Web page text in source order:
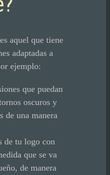
aquel que tiene
adaptadas a
ejemplo:
que puedan
oscuros y
de una manera
de tu logo con
que se va
de manera